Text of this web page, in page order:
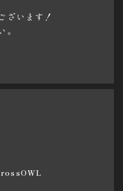
ざいます！